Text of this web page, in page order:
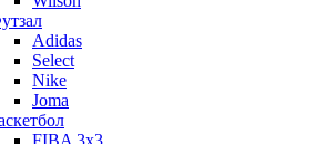
Adidas
Select
Nike
Joma
FIBA 3x3